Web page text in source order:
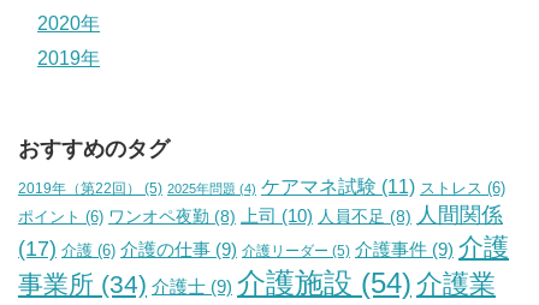
2020年
2019年
おすすめのタグ
2019年（第22回） (5) 2025年問題 (4) ケアマネ試験 (11) ストレス (6)
ポイント (6) ワンオペ夜勤 (8) 上司 (10) 人員不足 (8) 人間関係
(17) 介護 (6) 介護の仕事 (9) 介護リーダー (5) 介護事件 (9) 介護
事業所 (34) 介護士 (9) 介護施設 (54) 介護業